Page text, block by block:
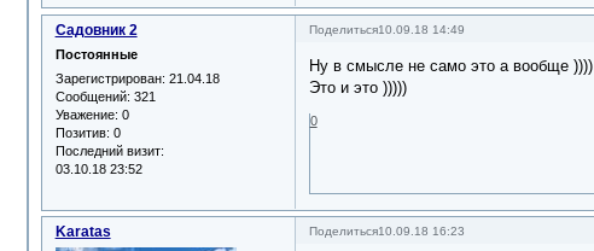
Поделиться10.09.18 14:49
Садовник 2
Постоянные
Зарегистрирован: 21.04.18
Сообщений: 321
Уважение: 0
Позитив: 0
Последний визит:
03.10.18 23:52
Ну в смысле не само это а вообще ))))
Это и это )))))
0
Поделиться10.09.18 16:23
Karatas